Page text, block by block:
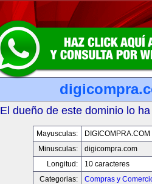
El dueño de este dominio lo
Mayusculas:
DIGICOMPRA.COM
Minusculas:
digicompra.com
Longitud:
10 caracteres
Categorias:
Compras y